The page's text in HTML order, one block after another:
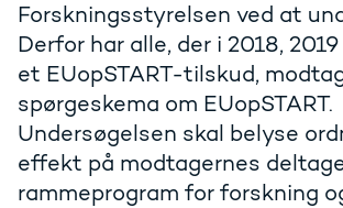
Forskningsstyrelsen ved at
Derfor har alle, der i 2018,
et EUopSTART-tilskud,
spørgeskema om EUopSTART.
Undersøgelsen skal belyse
effekt på modtagernes
rammeprogram for forskning